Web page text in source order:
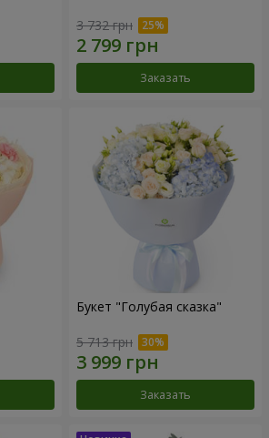
3 732 грн
Заказать
Букет "Голубая сказка"
5 713 грн
Заказать